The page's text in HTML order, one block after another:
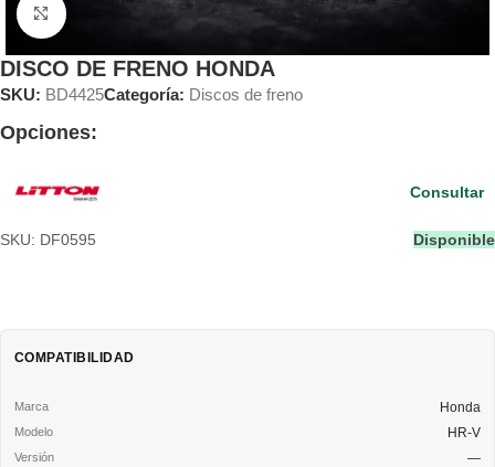
Clic para ampliar
DISCO DE FRENO HONDA
SKU: BD4425Categoría: Discos de freno
Opciones:
SKU: DF0595 Disponible
Consultar
COMPATIBILIDAD
Honda
HR-V
—